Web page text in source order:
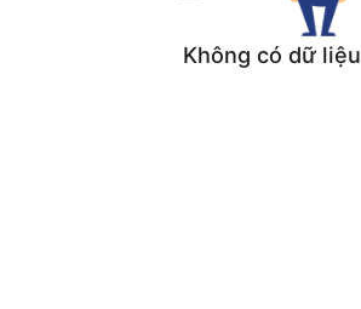
Không có dữ liệu